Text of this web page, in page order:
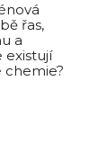
řas,
a
existují
chemie?